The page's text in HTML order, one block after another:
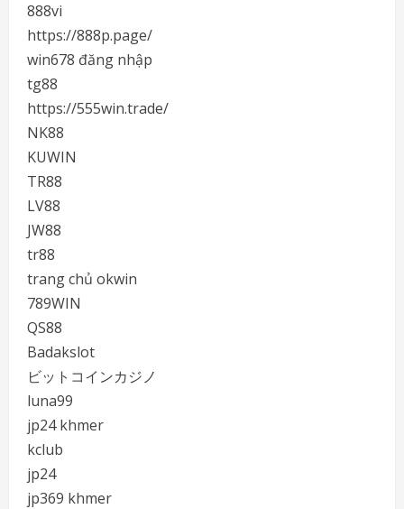
888vi
https://888p.page/
win678 đăng nhập
tg88
https://555win.trade/
NK88
KUWIN
TR88
LV88
JW88
tr88
trang chủ okwin
789WIN
QS88
Badakslot
ビットコインカジノ
luna99
jp24 khmer
kclub
jp24
jp369 khmer